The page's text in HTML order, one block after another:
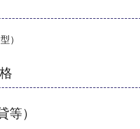
）
等）